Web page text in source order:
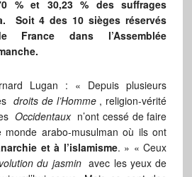
% et 30,23 % des suffrages
Soit 4 des 10 sièges réservés
France dans l’Assemblée
Lugan : « Depuis plusieurs
droits de l’Homme, religion-vérité
Occidentauxn’ont cessé de faire
monde arabo-musulman où ils ont
et à l’islamisme. » « Ceux
du jasminavec les yeux de